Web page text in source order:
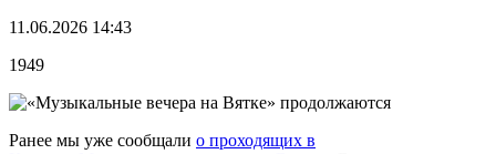
11.06.2026 14:43
1949
Ранее мы уже сообщали о проходящих в